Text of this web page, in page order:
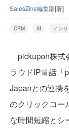
SalesZine編集部[著]
CRM AI イン
pickupon株式
ラウドIP電話「
Japanとの連携
のクリックコー
な時間短縮とシ